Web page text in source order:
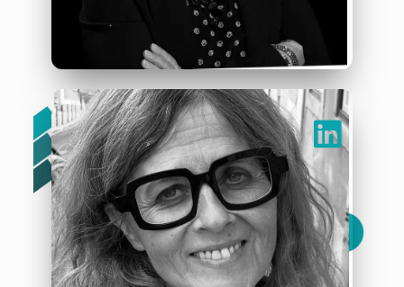
Corinne Moreau
« J’ai décidé d’être heureux car c’est bon pour ma santé. »
– Voltaire